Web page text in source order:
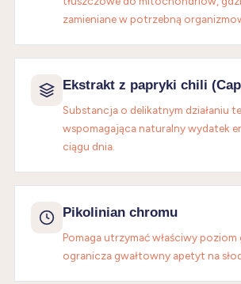
zamieniane w potrzebną
Ekstrakt z papryki chili
Substancja o delikatnym działaniu
wspomagająca naturalny wydatek
ciągu dnia.
Pikolinian chromu
Pomaga utrzymać właściwy
ogranicza gwałtowny apetyt na